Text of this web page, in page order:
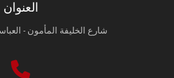
العنوان
شارع الخليفة المأمون -